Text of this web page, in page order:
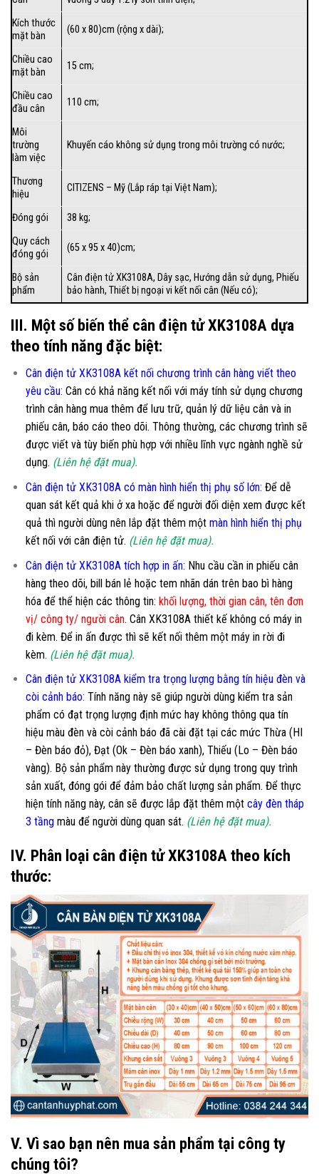
Kích thước
mặt bàn
(60 x 80)cm (rộng x dài);
Chiều cao
mặt bàn
15 cm;
Chiều cao
đầu cân
110 cm;
Môi
trường
làm việc
Khuyến cáo không sử dụng trong môi trường có nước;
Thương
hiệu
CITIZENS – Mỹ (Lắp ráp tại Việt Nam);
Đóng gói
38 kg;
Quy cách
đóng gói
(65 x 95 x 40)cm;
Bộ sản
phẩm
Cân điện tử XK3108A, Dây sạc, Hướng dẫn sử dụng, Phiếu
bảo hành, Thiết bị ngoại vi kết nối cân (Nếu có);
III. Một số biến thể cân điện tử XK3108A dựa
theo tính năng đặc biệt:
Cân điện tử XK3108A kết nối chương trình cân hàng viết theo
yêu cầu: Cân có khả năng kết nối với máy tính sử dụng chương
trình cân hàng mua thêm để lưu trữ, quản lý dữ liệu cân và in
phiếu cân, báo cáo theo dõi. Thông thường, các chương trình sẽ
được viết và tùy biến phù hợp với nhiều lĩnh vực ngành nghề sử
dụng. (Liên hệ đặt mua).
Cân điện tử XK3108A có màn hình hiển thị phụ số lớn: Để dễ
quan sát kết quả khi ở xa hoặc để người đối diện xem được kết
quả thì người dùng nên lắp đặt thêm một màn hình hiển thị phụ
kết nối với cân điện tử. (Liên hệ đặt mua).
Cân điện tử XK3108A tích hợp in ấn: Nhu cầu cần in phiếu cân
hàng theo dõi, bill bán lẻ hoặc tem nhãn dán trên bao bì hàng
hóa để thể hiện các thông tin: khối lượng, thời gian cân, tên đơn
vị/ công ty/ người cân. Cân XK3108A thiết kế không có máy in
đi kèm. Để in ấn được thì sẽ kết nối thêm một máy in rời đi
kèm. (Liên hệ đặt mua).
Cân điện tử XK3108A kiểm tra trọng lượng bằng tín hiệu đèn và
còi cảnh báo: Tính năng này sẽ giúp người dùng kiểm tra sản
phẩm có đạt trọng lượng định mức hay không thông qua tín
hiệu màu đèn và còi cảnh báo đã cài đặt tại các mức Thừa (HI
– Đèn báo đỏ), Đạt (Ok – Đèn báo xanh), Thiếu (Lo – Đèn báo
vàng). Bộ sản phẩm này thường được sử dụng trong quy trình
sản xuất, đóng gói để đảm bảo chất lượng sản phẩm. Để thực
hiện tính năng này, cân sẽ được lắp đặt thêm một cây đèn tháp
3 tầngmàu để người dùng quan sát. (Liên hệ đặt mua).
IV. Phân loại cân điện tử XK3108A theo kích
thước:
V. Vì sao bạn nên mua sản phẩm tại công ty
chúng tôi?